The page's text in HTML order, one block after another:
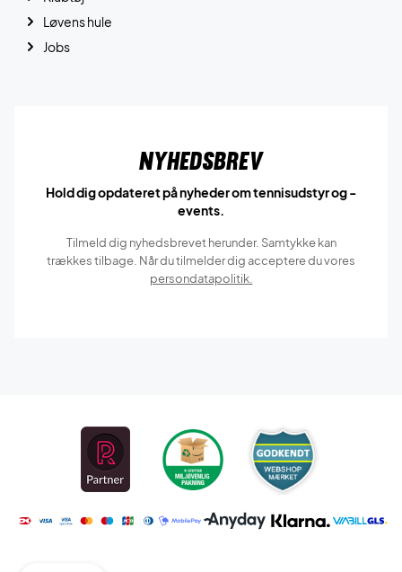
Løvens hule
Jobs
Nyhedsbrev
Hold dig opdateret på nyheder om tennisudstyr og -
events.
Tilmeld dig nyhedsbrevet herunder. Samtykke kan
trækkes tilbage. Når du tilmelder dig acceptere du vores
persondatapolitik.